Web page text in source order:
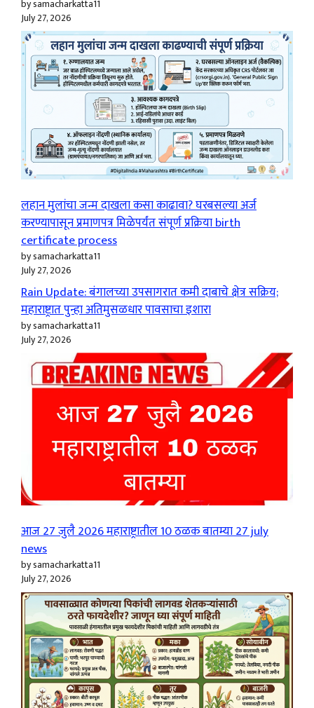
by samacharkatta11
July 27, 2026
लहान मुलांचा जन्म दाखला कसा काढावा? घरबसल्या अर्ज
करण्यापासून प्रमाणपत्र मिळेपर्यंत संपूर्ण प्रक्रिया birth
certificate process
by samacharkatta11
July 27, 2026
Rain Update: बंगालच्या उपसागरात कमी दाबाचे क्षेत्र सक्रिय;
महाराष्ट्रात पुन्हा अतिमुसळधार पावसाचा इशारा
by samacharkatta11
July 27, 2026
आज 27 जुलै 2026 महाराष्ट्रातील 10 ठळक बातम्या 27 july
news
by samacharkatta11
July 27, 2026